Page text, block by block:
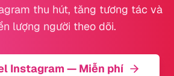
thu hút, tăng tương tác và
lượng người theo dõi.
Instagram — Miễn phí